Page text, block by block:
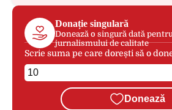
Donație singulară
Donează o singură dată
jurnalismului de calitate
Scrie suma pe care dorești să o
Donează